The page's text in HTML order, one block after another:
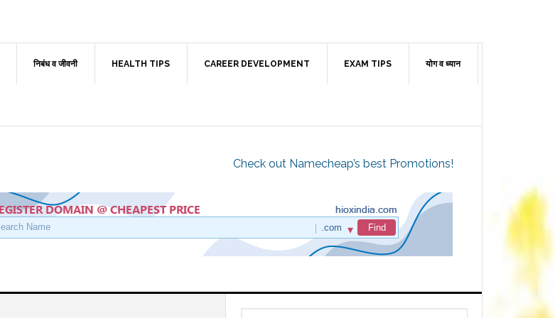
निबंध व जीवनी HEALTH TIPS CAREER DEVELOPMENT EXAM TIPS योग व ध्यान
Check out Namecheap’s best Promotions!
Primary